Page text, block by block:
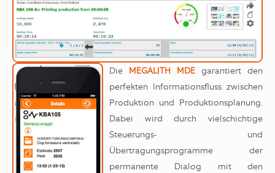
Die MEGALITH MDE garantiert den
perfekten Informationsfluss zwischen
Produktion und Produktionsplanung.
Dabei wird durch vielschichtige
Steuerungs- und
Übertragungsprogramme der
permanente Dialog mit den